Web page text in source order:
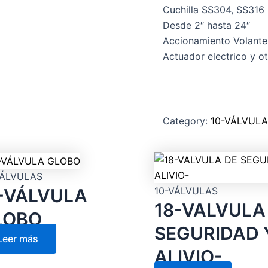
Cuchilla SS304, SS316
Desde 2″ hasta 24″
Accionamiento
Actuador electrico y
Category: 10-
VÁLVULA
más
10-VÁLVULAS
18-VALVULA
SEGURIDAD
ALIVIO-